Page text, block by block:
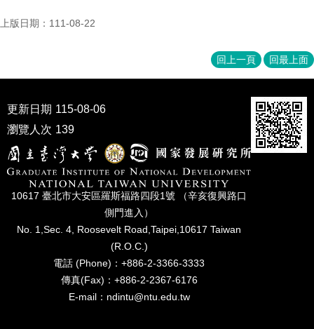
家
究
刊
口
試
專
區
會
上版日期：111-08-22
回上一頁 回最上面
更新日期 115-08-06
瀏覽人次 139
10617 臺北市⼤安區羅斯福路四段1號 （辛亥復興路⼝
側⾨進入）
No. 1,Sec. 4, Roosevelt Road,Taipei,10617 Taiwan
(R.O.C.)
電話 (Phone)：+886-2-3366-3333
傳真(Fax)：+886-2-2367-6176
E-mail：ndintu@ntu.edu.tw